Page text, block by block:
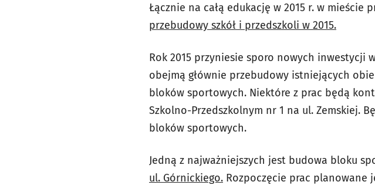
Łącznie na całą edukację w 2015 r. w mieście
przebudowy szkół i przedszkoli w 2015.
Rok 2015 przyniesie sporo nowych
obejmą głównie przebudowy istniejących
bloków sportowych. Niektóre z prac będą
Szkolno-Przedszkolnym nr 1 na ul. Zemskiej.
bloków sportowych.
Jedną z najważniejszych jest budowa bloku
ul. Górnickiego. Rozpoczęcie prac planowane